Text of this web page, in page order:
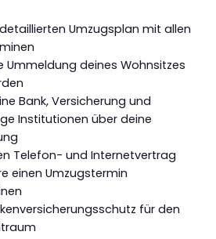
Umzugsplan mit allen
Ummeldung deines Wohnsitzes
Bank, Versicherung und
Institutionen über deine
Telefon- und Internetvertrag
einen Umzugstermin
für den